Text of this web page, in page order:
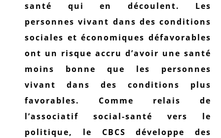
santé qui en découlent. Les
personnes vivant dans des conditions
sociales et économiques défavorables
ont un risque accru d’avoir une santé
moins bonne que les personnes
vivant dans des conditions plus
favorables. Comme relais de
l’associatif social-santé vers le
politique, le CBCS développe des